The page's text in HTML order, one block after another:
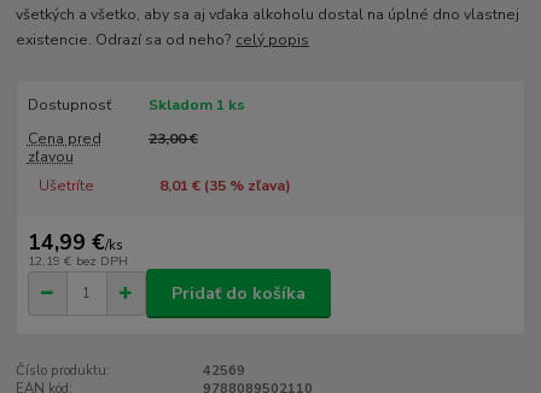
všetkých a všetko, aby sa aj vďaka alkoholu dostal na úplné dno vlastnej
existencie. Odrazí sa od neho? celý popis
Dostupnosť
Skladom 1 ks
Cena pred
zľavou
23,00 €
Ušetríte 8,01 € (35% zľava)
14,99 €/ks
12,19 € bez DPH
Pridať do košíka
Číslo produktu:
42569
EAN kód:
9788089502110